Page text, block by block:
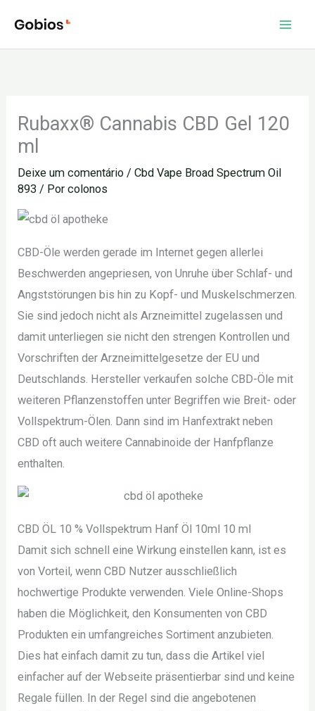
para
o
Rubaxx® Cannabis CBD Gel 120
ml
Deixe um comentário /Cbd Vape Broad Spectrum Oil
893 / Porcolonos
CBD-Öle werden gerade im Internet gegen allerlei
Beschwerden angepriesen, von Unruhe über Schlaf- und
Angststörungen bis hin zu Kopf- und Muskelschmerzen.
Sie sind jedoch nicht als Arzneimittel zugelassen und
damit unterliegen sie nicht den strengen Kontrollen und
Vorschriften der Arzneimittelgesetze der EU und
Deutschlands. Hersteller verkaufen solche CBD-Öle mit
weiteren Pflanzenstoffen unter Begriffen wie Breit- oder
Vollspektrum-Ölen. Dann sind im Hanfextrakt neben
CBD oft auch weitere Cannabinoide der Hanfpflanze
enthalten.
CBD ÖL 10 % Vollspektrum Hanf Öl 10ml 10 ml
Damit sich schnell eine Wirkung einstellen kann, ist es
von Vorteil, wenn CBD Nutzer ausschließlich
hochwertige Produkte verwenden. Viele Online-Shops
haben die Möglichkeit, den Konsumenten von CBD
Produkten ein umfangreiches Sortiment anzubieten.
Dies hat einfach damit zu tun, dass die Artikel viel
einfacher auf der Webseite präsentierbar sind und keine
Regale füllen. In der Regel sind die angebotenen